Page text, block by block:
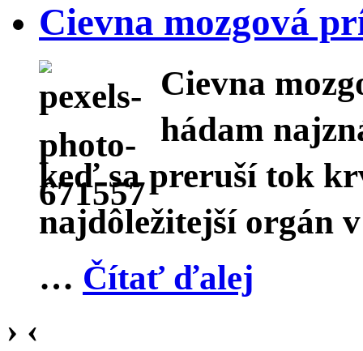
Cievna mozgová
Cievna
hádam
keď sa preruší tok
najdôležitejší orgán
… Čítať ďalej
› ‹